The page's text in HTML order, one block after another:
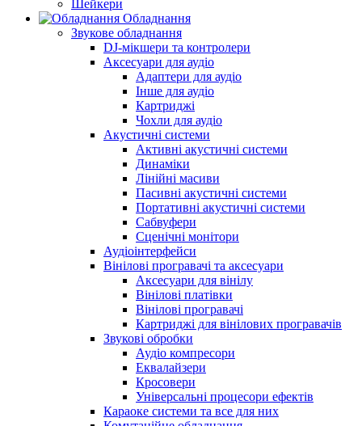
Шейкери
Обладнання
Звукове обладнання
DJ-мікшери та контролери
Аксесуари для аудіо
Адаптери для аудіо
Інше для аудіо
Картриджі
Чохли для аудіо
Акустичні системи
Активні акустичні системи
Динаміки
Лінійні масиви
Пасивні акустичні системи
Портативні акустичні системи
Сабвуфери
Сценічні монітори
Аудіоінтерфейси
Вінілові програвачі та аксесуари
Аксесуари для вінілу
Вінілові платівки
Вінілові програвачі
Картриджі для вінілових програвачів
Звукові обробки
Аудіо компресори
Еквалайзери
Кросовери
Універсальні процесори ефектів
Караоке системи та все для них